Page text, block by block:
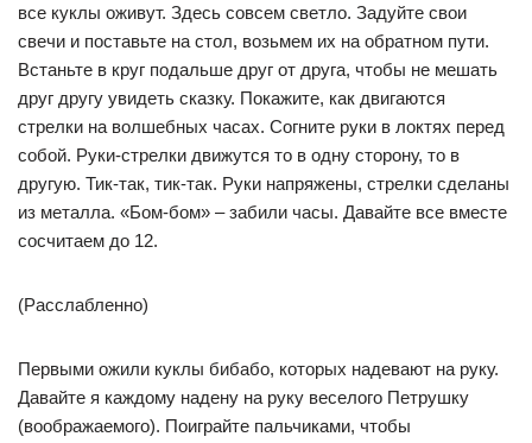
все куклы оживут. Здесь совсем светло. Задуйте свои
свечи и поставьте на стол, возьмем их на обратном пути.
Встаньте в круг подальше друг от друга, чтобы не мешать
друг другу увидеть сказку. Покажите, как двигаются
стрелки на волшебных часах. Согните руки в локтях перед
собой. Руки-стрелки движутся то в одну сторону, то в
другую. Тик-так, тик-так. Руки напряжены, стрелки сделаны
из металла. «Бом-бом» – забили часы. Давайте все вместе
сосчитаем до 12.
(Расслабленно)
Первыми ожили куклы бибабо, которых надевают на руку.
Давайте я каждому надену на руку веселого Петрушку
(воображаемого). Поиграйте пальчиками, чтобы